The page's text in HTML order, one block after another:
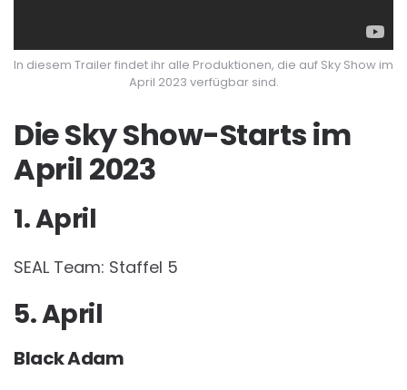
In diesem Trailer findet ihr alle Produktionen, die auf Sky Show im
April 2023 verfügbar sind.
Die Sky Show-Starts im
April 2023
1. April
SEAL Team: Staffel 5
5. April
Black Adam